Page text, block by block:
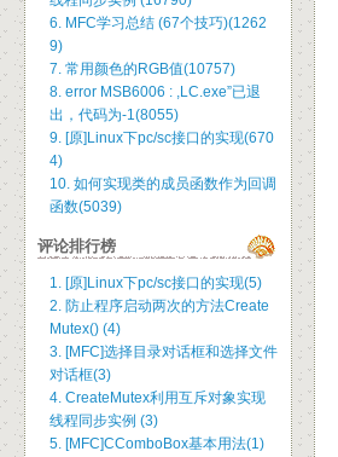
6. MFC学习总结 (67个技巧)(1262
9)
7. 常用颜色的RGB值(10757)
8. error MSB6006 : ,LC.exe”已退
出，代码为-1(8055)
9. [原]Linux下pc/sc接口的实现(670
4)
10. 如何实现类的成员函数作为回调
函数(5039)
评论排行榜
1. [原]Linux下pc/sc接口的实现(5)
2. 防止程序启动两次的方法Create
Mutex() (4)
3. [MFC]选择目录对话框和选择文件
对话框(3)
4. CreateMutex利用互斥对象实现
线程同步实例 (3)
5. [MFC]CComboBox基本用法(1)